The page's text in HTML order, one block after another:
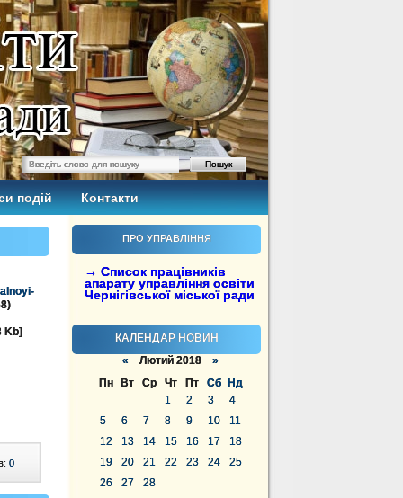
подій Контакти
ПРО УПРАВЛІННЯ
→ Список працівників
апарату управління освіти
Чернігівської міської ради
КАЛЕНДАР НОВИН
« Лютий 2018 »
Пн
Вт Ср Чт Пт Сб
Нд
1
2 3
4
5
6 7 8 9 10
11
12
13 14 15 16 17
18
19
20 21 22 23 24
25
26
27 28
Kb]
0